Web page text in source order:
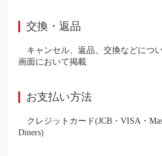
交換・返品
キャンセル、返品、交換などにつ
画面において掲載
お支払い方法
クレジットカード(JCB・VISA・
Diners)